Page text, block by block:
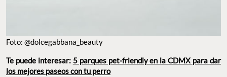
Foto: @dolcegabbana_beauty
Te puede interesar: 5 parques pet-friendly en la CDMX para dar
los mejores paseos con tu perro